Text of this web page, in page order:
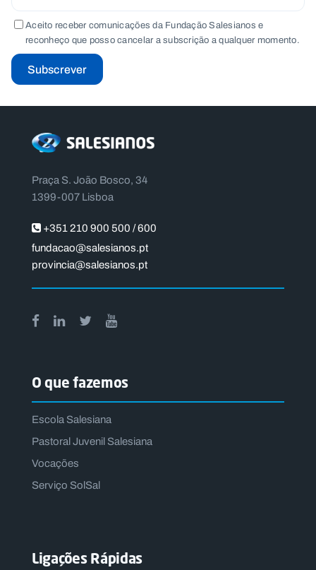
Aceito receber comunicações da Fundação Salesianos e
reconheço que posso cancelar a subscrição a qualquer momento.
Subscrever
Praça S. João Bosco, 34
1399-007 Lisboa
+351 210 900 500 / 600
fundacao@salesianos.pt
provincia@salesianos.pt
O que fazemos
Escola Salesiana
Pastoral Juvenil Salesiana
Vocações
Serviço SolSal
Ligações Rápidas